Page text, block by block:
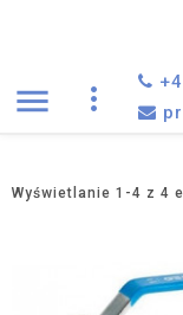

Wyświetlanie 1-4 z 4